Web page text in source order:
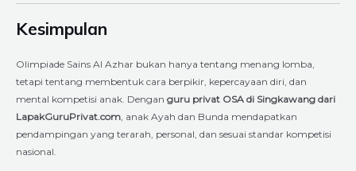
Kesimpulan
Olimpiade Sains Al Azhar bukan hanya tentang menang lomba,
tetapi tentang membentuk cara berpikir, kepercayaan diri, dan
mental kompetisi anak. Dengan guru privat OSA di Singkawang dari
LapakGuruPrivat.com , anak Ayah dan Bunda mendapatkan
pendampingan yang terarah, personal, dan sesuai standar kompetisi
nasional.